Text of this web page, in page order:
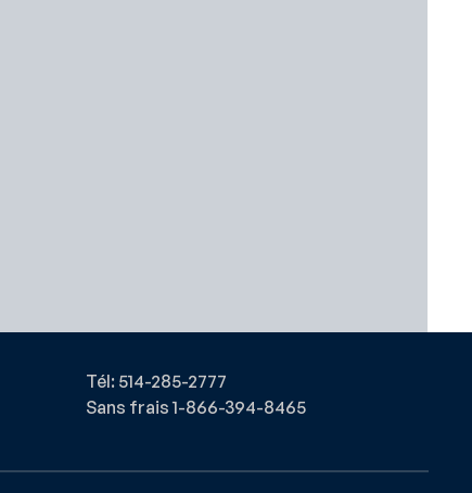
Tél: 514-285-2777
Sans frais 1-866-394-8465